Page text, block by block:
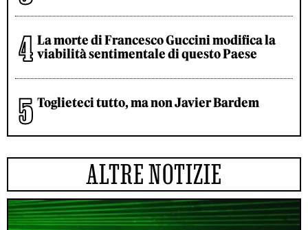
La morte di Francesco Guccini modifica la
viabilità sentimentale di questo Paese
Toglieteci tutto, ma non Javier Bardem
ALTRE NOTIZIE